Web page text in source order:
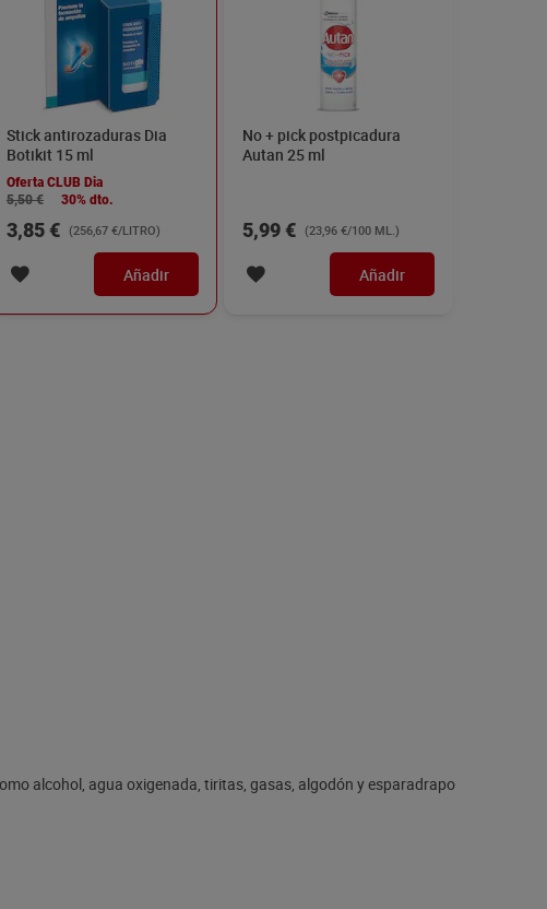
Stick antirozaduras Dia
Botikit 15 ml
Oferta CLUB Dia
5,50 €
30% dto.
3,85 € (256,67 €/LITRO)
Añadir
No + pick postpicadura
Autan 25 ml
5,99 € (23,96 €/100 ML.)
Añadir
alcohol, agua oxigenada, tiritas, gasas, algodón y esparadrapo